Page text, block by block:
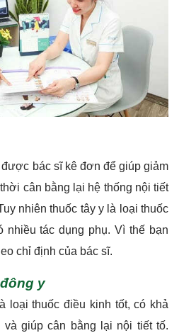
được bác sĩ kê đơn để giúp giảm
cân bằng lại hệ thống nội tiết
nhiên thuốc tây y là loại thuốc
nhiều tác dụng phụ. Vì thế bạn
chỉ định của bác sĩ.
y
loại thuốc điều kinh tốt, có khả
và giúp cân bằng lại nội tiết tố.